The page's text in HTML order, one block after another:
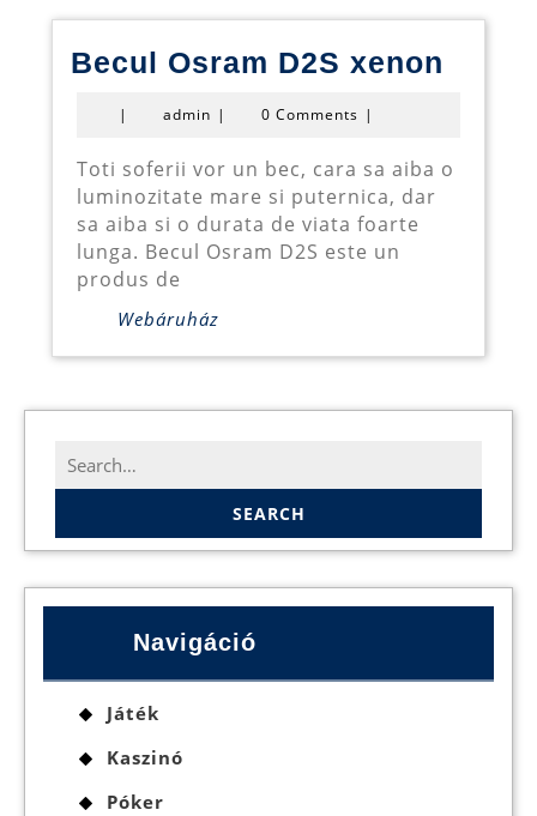
Becul Osram D2S xenon
xenon
| admin admin
| 0 Comments |
Toti soferii vor un bec, cara sa aiba o
luminozitate mare si puternica, dar
sa aiba si o durata de viata foarte
lunga. Becul Osram D2S este un
produs de
Webáruház
Search
for:
Navigáció
Játék
Kaszinó
Póker